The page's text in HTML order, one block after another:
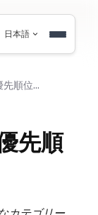
日本語
MoSCoW法とは？優先順位付けのガイド
先順